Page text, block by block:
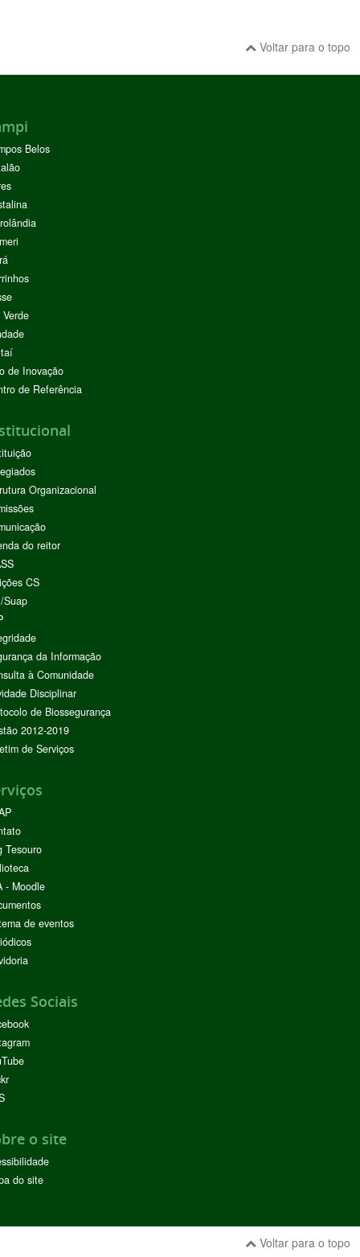
Voltar para o topo
Belos
de Inovação
de Referência
Organizacional
do reitor
CS
Suap
da Informação
à Comunidade
Disciplinar
de Biossegurança
2012-2019
de Serviços
Tesouro
- Moodle
de eventos
Sociais
o site
do site
Voltar para o topo